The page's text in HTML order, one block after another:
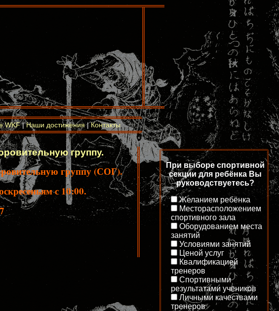
WKF|Наши достижения|Контакты
группу.
группу (СОГ).
с 10:00.
При выборе спортивной
секции для ребёнка Вы
руководствуетесь?
Желанием ребёнка
Месторасположением
спортивного зала
Оборудованием места
занятий
Условиями занятий
Ценой услуг
Квалификацией
тренеров
Спортивными
результатами учеников
Личными качествами
тренеров